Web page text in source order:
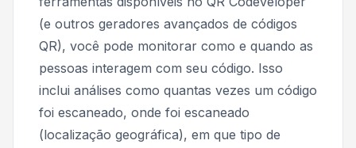
(e outros geradores avançados de códigos
QR), você pode monitorar como e quando as
pessoas interagem com seu código. Isso
inclui análises como quantas vezes um código
foi escaneado, onde foi escaneado
(localização geográfica), em que tipo de